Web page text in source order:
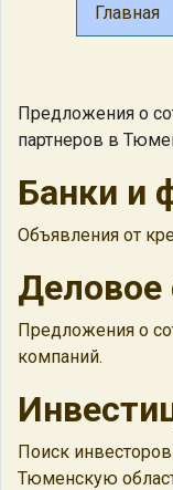
Главная
Предложения о
партнеров в
Банки и
Объявления от
Деловое
Предложения о
компаний.
Поиск
Тюменскую